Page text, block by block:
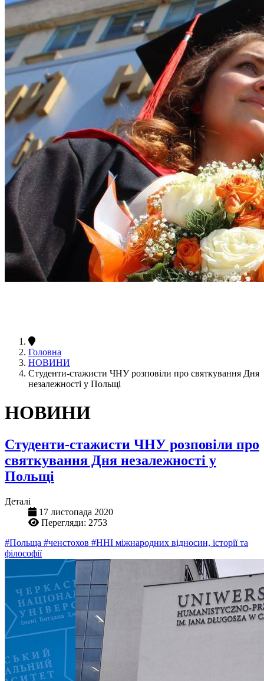
Головна
НОВИНИ
Студенти-стажисти ЧНУ розповіли про святкування Дня
незалежності у Польщі
НОВИНИ
Студенти-стажисти ЧНУ розповіли про
святкування Дня незалежності у
Польщі
Деталі
17 листопада 2020
Перегляди: 2753
#Польща #ченстохов #ННІ міжнародних відносин, історії та
філософії